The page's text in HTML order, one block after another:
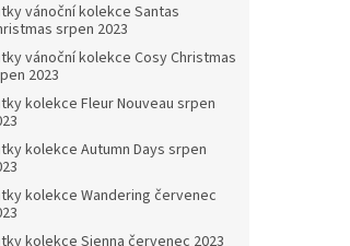
vánoční kolekce Santas
srpen 2023
vánoční kolekce Cosy Christmas
2023
kolekce Fleur Nouveau srpen
kolekce Autumn Days srpen
kolekce Wandering červenec
kolekce Sienna červenec 2023